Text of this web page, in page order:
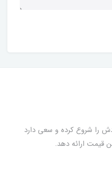
فعالیت خودش را شروع کرده و سعی دارد
قیمت ارائه دهد.